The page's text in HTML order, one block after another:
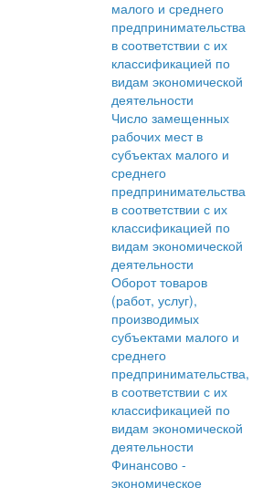
малого и среднего
предпринимательства
в соответствии с их
классификацией по
видам экономической
деятельности
Число замещенных
рабочих мест в
субъектах малого и
среднего
предпринимательства
в соответствии с их
классификацией по
видам экономической
деятельности
Оборот товаров
(работ, услуг),
производимых
субъектами малого и
среднего
предпринимательства,
в соответствии с их
классификацией по
видам экономической
деятельности
Финансово -
экономическое